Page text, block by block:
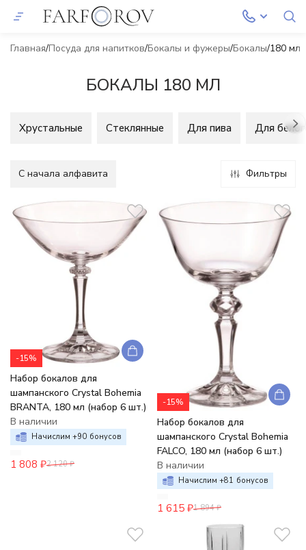
Главная Посуда для напитков Бокалы и фужеры Бокалы 180 мл
БОКАЛЫ 180 МЛ
Хрустальные Стеклянные Для пива Для
C начала алфавита Фильтры
-15%
Набор бокалов для
шампанского Crystal Bohemia
BRANTA, 180 мл (набор 6 шт.)
В наличии
Начислим +90 бонусов
1 808 ₽2 120 ₽
-15%
Набор бокалов для
шампанского Crystal Bohemia
FALCO, 180 мл (набор 6 шт.)
В наличии
Начислим +81 бонусов
1 615 ₽1 894 ₽